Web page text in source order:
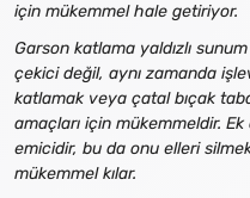
için mükemmel hale getiriyor.
Garson katlama yaldızlı
çekici değil, aynı zamanda
katlamak veya çatal bıçak
amaçları için mükemmeldir.
emicidir, bu da onu elleri
mükemmel kılar.